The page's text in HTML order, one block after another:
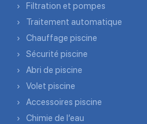
Filtration et pompes
Traitement automatique
Chauffage piscine
Sécurité piscine
Abri de piscine
Volet piscine
Accessoires piscine
Chimie de l’eau